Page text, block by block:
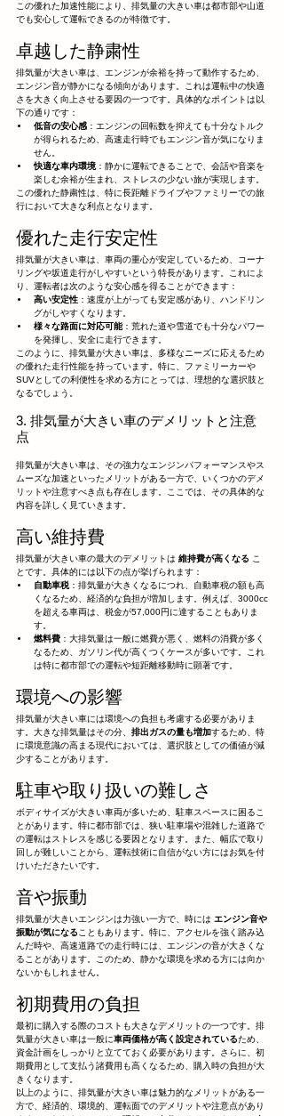
この優れた加速性能により、排気量の大きい車は都市部や山道
でも安心して運転できるのが特徴です。
卓越した静粛性
排気量が大きい車は、エンジンが余裕を持って動作するため、
エンジン音が静かになる傾向があります。これは運転中の快適
さを大きく向上させる要因の一つです。具体的なポイントは以
下の通りです：
低音の安心感 ：エンジンの回転数を抑えても十分なトルク
が得られるため、高速走行時でもエンジン音が気になりま
せん。
快適な車内環境 ：静かに運転できることで、会話や音楽を
楽しむ余裕が生まれ、ストレスの少ない旅が実現します。
この優れた静粛性は、特に長距離ドライブやファミリーでの旅
行において大きな利点となります。
優れた走行安定性
排気量が大きい車は、車両の重心が安定しているため、コーナ
リングや坂道走行がしやすいという特長があります。これによ
り、運転者は次のような安心感を得ることができます：
高い安定性 ：速度が上がっても安定感があり、ハンドリン
グがしやすくなります。
様々な路面に対応可能 ：荒れた道や雪道でも十分なパワー
を発揮し、安全に走行できます。
このように、排気量が大きい車は、多様なニーズに応えるため
の優れた走行性能を持っています。特に、ファミリーカーや
SUVとしての利便性を求める方にとっては、理想的な選択肢と
なるでしょう。
3. 排気量が大きい車のデメリットと注意
点
排気量が大きい車は、その強力なエンジンパフォーマンスやス
ムーズな加速といったメリットがある一方で、いくつかのデメ
リットや注意すべき点も存在します。ここでは、その具体的な
内容を詳しく見ていきます。
高い維持費
排気量が大きい車の最大のデメリットは 維持費が高くなる こ
とです。具体的には以下の点が挙げられます：
自動車税 ：排気量が大きくなるにつれ、自動車税の額も高
くなるため、経済的な負担が増加します。例えば、3000cc
を超える車両は、税金が57,000円に達することもありま
す。
燃料費 ：大排気量は一般に燃費が悪く、燃料の消費が多く
なるため、ガソリン代が高くつくケースが多いです。これ
は特に都市部での運転や短距離移動時に顕著です。
環境への影響
排気量が大きい車には環境への負担も考慮する必要がありま
す。大きな排気量はその分、 排出ガスの量も増加するため、特
に環境意識の高まる現代においては、選択肢としての価値が減
少することがあります。
駐車や取り扱いの難しさ
ボディサイズが大きい車両が多いため、駐車スペースに困るこ
とがあります。特に都市部では、狭い駐車場や混雑した道路で
の運転はストレスを感じる要因となります。また、幅広で取り
回しが難しいことから、運転技術に自信がない方にはお気を付
けいただきたいです。
音や振動
排気量が大きいエンジンは力強い一方で、時には エンジン音や
振動が気になる こともあります。特に、アクセルを強く踏み込
んだ時や、高速道路での走行時には、エンジンの音が大きくな
ることがあります。このため、静かな環境を求める方には向か
ないかもしれません。
初期費用の負担
最初に購入する際のコストも大きなデメリットの一つです。排
気量が大きい車は一般に車両価格が高く設定されているため、
資金計画をしっかりと立てておく必要があります。さらに、初
期費用として支払う諸費用も高くなるため、購入時の負担が大
きくなります。
以上のように、排気量が大きい車は魅力的なメリットがある一
方で、経済的、環境的、運転面でのデメリットや注意点があり